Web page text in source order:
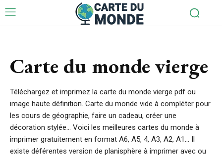
Carte du monde vierge
Téléchargez et imprimez la carte du monde vierge pdf ou
image haute définition. Carte du monde vide à compléter pour
les cours de géographie, faire un cadeau, créer une
décoration stylée… Voici les meilleures cartes du monde à
imprimer gratuitement en format A6, A5, 4, A3, A2, A1… Il
existe déférentes version de planisphère à imprimer avec ou